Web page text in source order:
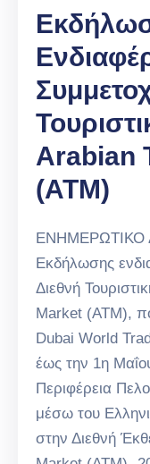
Arabian
(ATM)
ΕΝΗΜΕΡΩΤΙΚΟ
Εκδήλωσης
Διεθνή
Market (ATM),
Dubai World
έως την 1η
Περιφέρεια
μέσω του
στην Διεθνή